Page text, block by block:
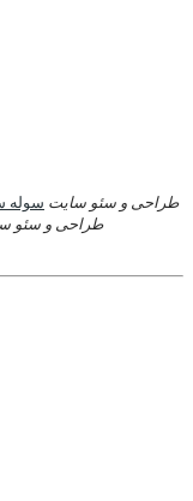
طراحی و سئو سایت سوله
طراحی و سئو